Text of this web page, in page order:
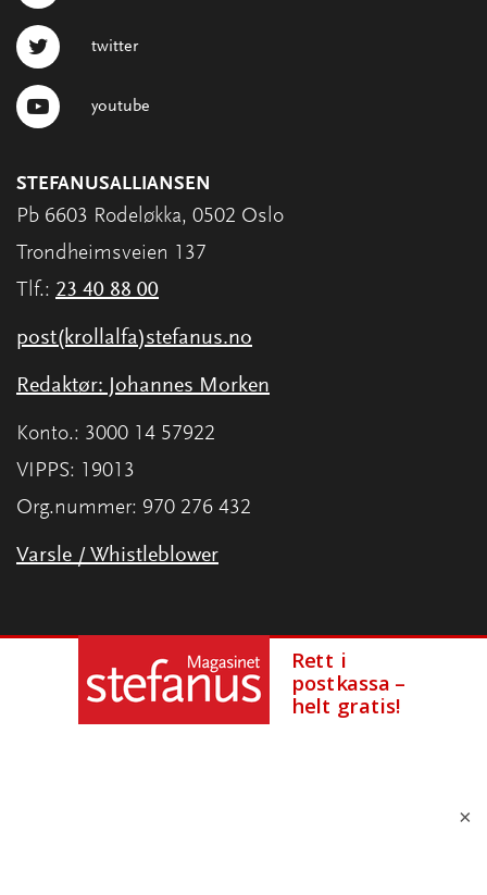
twitter
youtube
STEFANUSALLIANSEN
Pb 6603 Rodeløkka, 0502 Oslo
Trondheimsveien 137
Tlf.: 23 40 88 00
post(krollalfa)stefanus.no
Redaktør: Johannes Morken
Konto.: 3000 14 57922
VIPPS: 19013
Org.nummer: 970 276 432
Varsle / Whistleblower
×